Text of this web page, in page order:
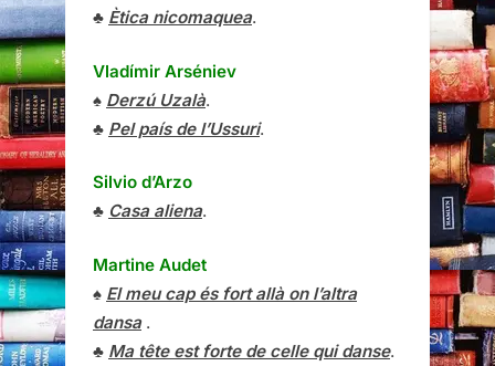
♣ Ètica nicomaquea.
Vladímir Arséniev
♠ Derzú Uzalà.
♣ Pel país de l’Ussuri.
Silvio d’Arzo
♣ Casa aliena.
Martine Audet
♠ El meu cap és fort allà on l’altra
dansa.
♣ Ma tête est forte de celle qui danse.